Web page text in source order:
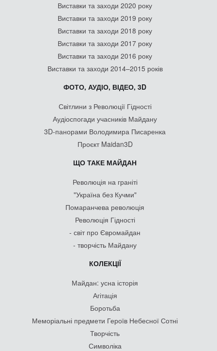
Виставки та заходи 2020 року
Виставки та заходи 2019 року
Виставки та заходи 2018 року
Виставки та заходи 2017 року
Виставки та заходи 2016 року
Виставки та заходи 2014–2015 років
ФОТО, АУДІО, ВІДЕО, 3D
Світлини з Революції Гідності
Аудіоспогади учасників Майдану
3D-панорами Володимира Писаренка
Проєкт Maidan3D
ЩО ТАКЕ МАЙДАН
Революція на граніті
"Україна без Кучми"
Помаранчева революція
Революція Гідності
- світ про Євромайдан
- творчість Майдану
КОЛЕКЦІЇ
Майдан: усна історія
Агітація
Боротьба
Меморіальні предмети Героїв Небесної Сотні
Творчість
Символіка